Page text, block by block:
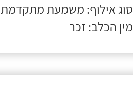
סוג אילוף: משמעת מתקדמת
מין הכלב: זכר